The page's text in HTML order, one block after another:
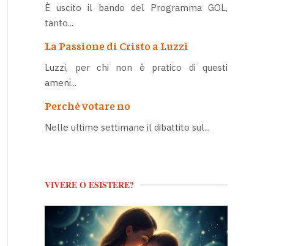
È uscito il bando del Programma GOL,
tanto...
La Passione di Cristo a Luzzi
Luzzi, per chi non è pratico di questi
ameni...
Perché votare no
Nelle ultime settimane il dibattito sul...
VIVERE O ESISTERE?